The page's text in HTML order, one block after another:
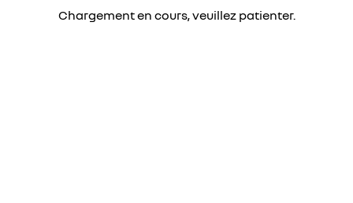
Chargement en cours, veuillez patienter.